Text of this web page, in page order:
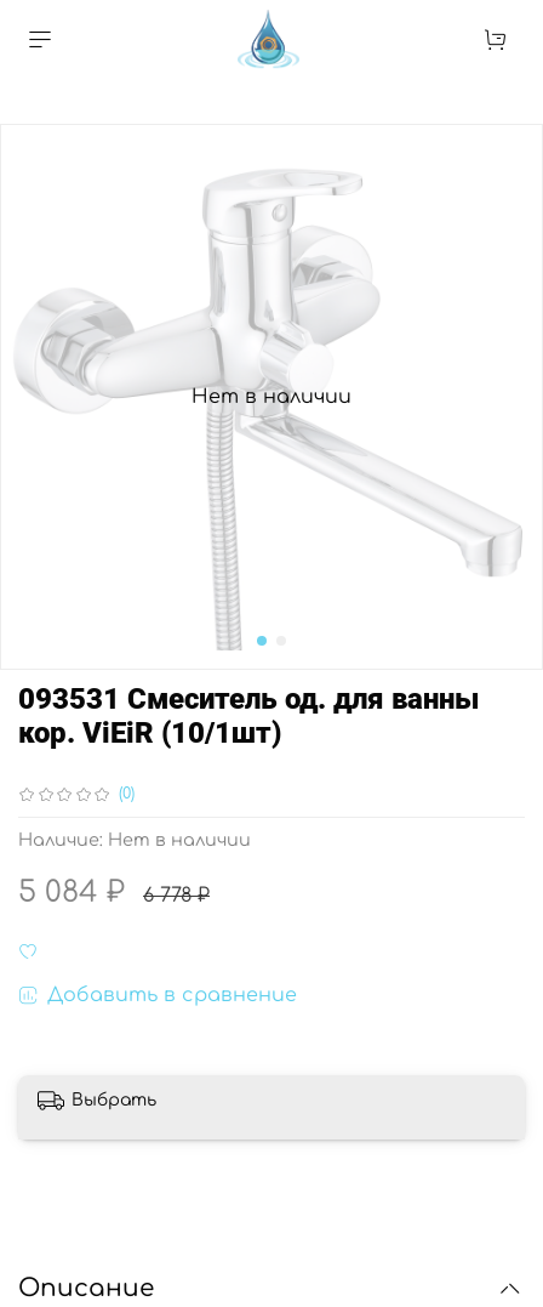
Нет в наличии
(0)
Наличие: Нет в наличии
093531 Смеситель од. для ванны
кор. ViEiR (10/1шт)
5 084 ₽ 6 778 ₽
Добавить в сравнение
Выбрать
Описание